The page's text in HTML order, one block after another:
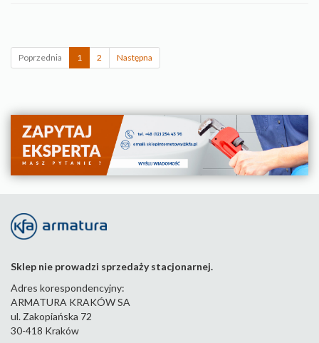
Poprzednia 1 2 Następna
Sklep nie prowadzi sprzedaży stacjonarnej.
Adres korespondencyjny:
ARMATURA KRAKÓW SA
ul. Zakopiańska 72
30-418 Kraków